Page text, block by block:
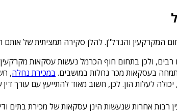
המקרקעין והנדל"ן. להלן סקירה תמציתית של אותם
רבים, ולכן בתחום חוף הכרמל נעשות עסקאות
בעסקאות מכר נחלות במושבים. במכירת נחלה,
לעלות הון. לכן, חשוב מאוד להתייעץ עם